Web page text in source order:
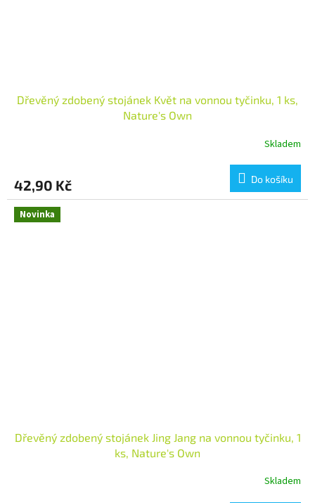
Dřevěný zdobený stojánek Květ na vonnou tyčinku, 1 ks,
Nature's Own
Skladem
42,90 Kč Do košíku
Novinka
Dřevěný zdobený stojánek Jing Jang na vonnou tyčinku, 1
ks, Nature's Own
Skladem